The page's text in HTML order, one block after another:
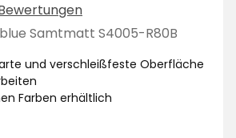
Samtmatt S4005-R80B
und verschleißfeste Oberfläche
Farben erhältlich